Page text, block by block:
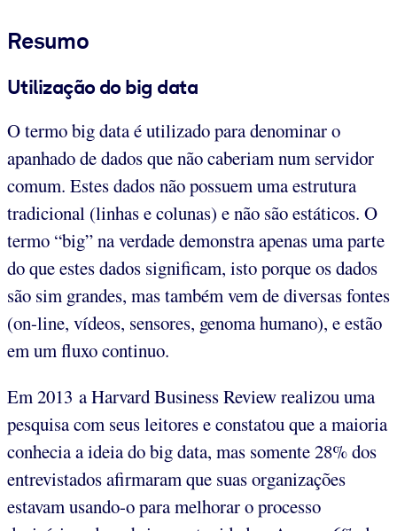
Resumo
Utilização do big data
O termo big data é utilizado para denominar o
apanhado de dados que não caberiam num servidor
comum. Estes dados não possuem uma estrutura
tradicional (linhas e colunas) e não são estáticos. O
termo “big” na verdade demonstra apenas uma parte
do que estes dados significam, isto porque os dados
são sim grandes, mas também vem de diversas fontes
(on-line, vídeos, sensores, genoma humano), e estão
em um fluxo continuo.
Em 2013 a Harvard Business Review realizou uma
pesquisa com seus leitores e constatou que a maioria
conhecia a ideia do big data, mas somente 28% dos
entrevistados afirmaram que suas organizações
estavam usando-o para melhorar o processo